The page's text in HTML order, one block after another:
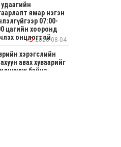
ямар нэгэн
07:00-
цагийн хооронд
онцлогтой2026-08-04
хэрэгслийн
авах хуваарийг
байна